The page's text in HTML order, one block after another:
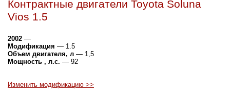
Контрактные двигатели Toyota Soluna
Vios 1.5
2002 —
Модификация — 1.5
Объем двигателя, л — 1,5
Мощность , л.с. — 92
Изменить модификацию >>